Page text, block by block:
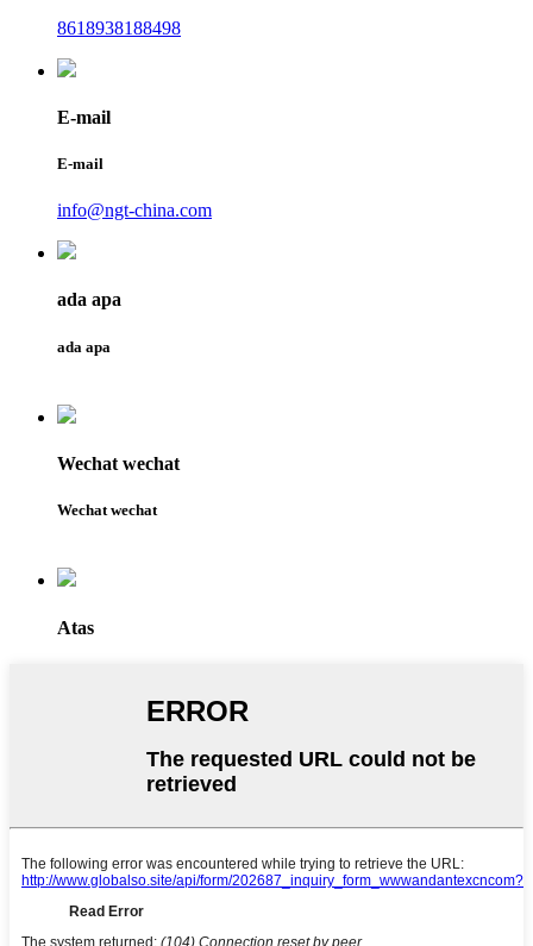
8618938188498
E-mail
E-mail
info@ngt-china.com
ada apa
ada apa
Wechat wechat
Wechat wechat
Atas